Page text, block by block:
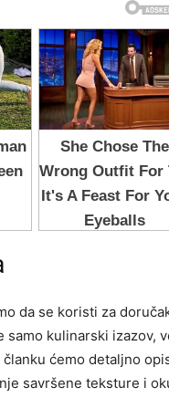
da se koristi za
kulinarski izazov,
ćemo detaljno
savršene teksture i